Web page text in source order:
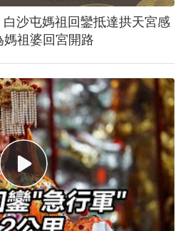
沙屯媽祖回鑾抵達拱天宮感
祖婆回宮開路